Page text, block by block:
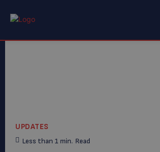
UPDATES
Less than 1 min. Read